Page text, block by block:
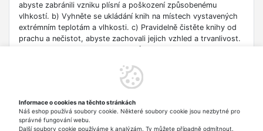
abyste zabránili vzniku plísní a poškození způsobenému
vlhkostí. b) Vyhněte se ukládání knih na místech vystavených
extrémním teplotám a vlhkosti. c) Pravidelně čistěte knihy od
prachu a nečistot, abyste zachovali jejich vzhled a trvanlivost.
vzdělávací nebo profesní účely. b) Věnujte pozornost datu
vydání, protože znalosti v některých oblastech se rychle
zdrojů uvedených v knize buďte opatrní a dodržujte pravidla
bezpečnosti na síti. 8. Autorská práva: a) Dodržujte autorská
práva obsahu zpřístupněného v knize.
Informace o cookies na těchto stránkách
Náš eshop používá soubory cookie. Některé soubory cookie jsou nezbytné pro
správné fungování webu.
Další soubory cookie používáme k analýzám. Ty můžete případně odmítnout.